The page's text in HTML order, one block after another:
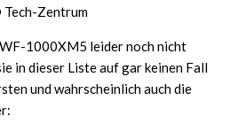
Zentrum
1000XM5 leider noch nicht
in dieser Liste auf gar keinen Fall
und wahrscheinlich auch die